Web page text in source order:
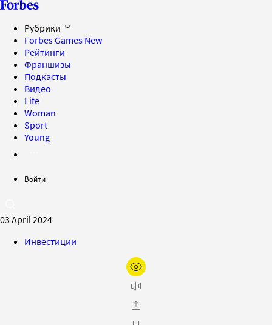
Рубрики
Forbes Games New
Рейтинги
Франшизы
Подкасты
Видео
Life
Woman
Sport
Young
Войти
03 April 2024
Инвестиции